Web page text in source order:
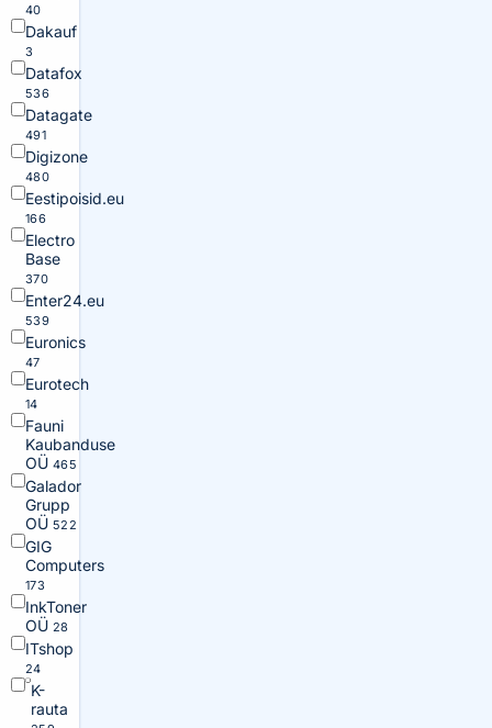
40
Dakauf
3
Datafox
536
Datagate
491
Digizone
480
Eestipoisid.eu
166
Electro
Base
370
Enter24.eu
539
Euronics
47
Eurotech
14
Fauni
Kaubanduse
OÜ 465
Galador
Grupp
OÜ 522
GIG
Computers
173
InkToner
OÜ 28
ITshop
24
K-
rauta